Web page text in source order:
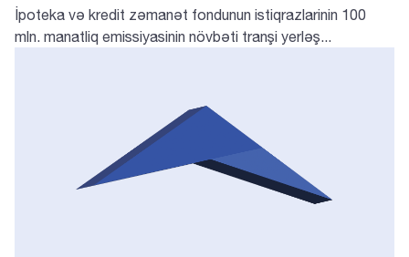
İpoteka və kredit zəmanət fondunun istiqrazlarinin 100
mln. manatliq emissiyasinin növbəti tranşi yerləş...